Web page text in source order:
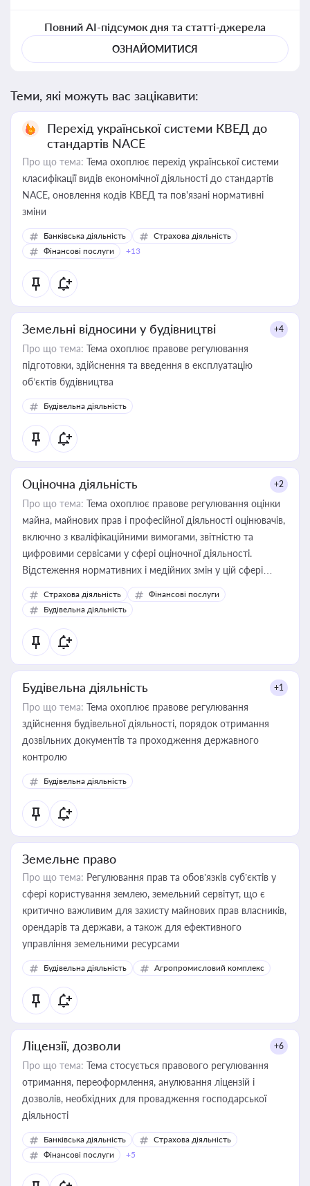
Повний AI-підсумок дня та статті-джерела
ОЗНАЙОМИТИСЯ
Теми, які можуть вас зацікавити:
Перехід української системи КВЕД до
стандартів NACE
Про що тема: Тема охоплює перехід української системи
класифікації видів економічної діяльності до стандартів
NACE, оновлення кодів КВЕД та пов'язані нормативні
зміни
Банківська діяльність
Страхова діяльність
Фінансові послуги
+13
Земельні відносини у будівництві +4
Про що тема: Тема охоплює правове регулювання
підготовки, здійснення та введення в експлуатацію
об’єктів будівництва
Будівельна діяльність
Оціночна діяльність +2
Про що тема: Тема охоплює правове регулювання оцінки
майна, майнових прав і професійної діяльності оцінювачів,
включно з кваліфікаційними вимогами, звітністю та
цифровими сервісами у сфері оціночної діяльності.
Відстеження нормативних і медійних змін у цій сфері
корисне для власника бізнесу, керівника, юриста або
бухгалтера під час оподаткування, приватизації, оренди
державного майна, корпоративних угод і перевірки
статусу суб'єктів оціночної діяльності
Страхова діяльність
Фінансові послуги
Будівельна діяльність
Будівельна діяльність +1
Про що тема: Тема охоплює правове регулювання
здійснення будівельної діяльності, порядок отримання
дозвільних документів та проходження державного
контролю
Будівельна діяльність
Земельне право
Про що тема: Регулювання прав та обов’язків суб’єктів у
сфері користування землею, земельний сервітут, що є
критично важливим для захисту майнових прав власників,
орендарів та держави, а також для ефективного
управління земельними ресурсами
Будівельна діяльність Агропромисловий комплекс
Ліцензії, дозволи +6
Про що тема: Тема стосується правового регулювання
отримання, переоформлення, анулювання ліцензій і
дозволів, необхідних для провадження господарської
діяльності
Банківська діяльність
Страхова діяльність
Фінансові послуги
+5